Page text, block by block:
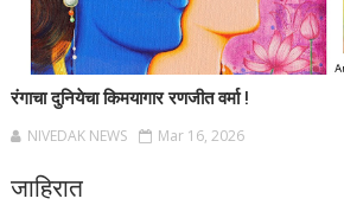
रंगाचा दुनियेचा किमयागार रणजीत वर्मा !
NIVEDAK NEWS Mar 16, 2026
जाहिरात